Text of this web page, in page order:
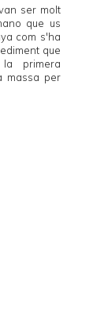
ser molt
que us
com s'ha
que
primera
massa per